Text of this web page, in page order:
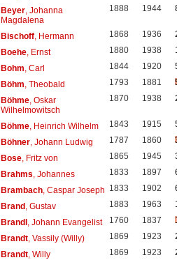
Beyer, Johanna
Magdalena
1888 1944
Bischoff, Hermann 1868 1936
Boehe, Ernst 1880 1938
Bohm , Carl 1844 1920
Böhm , Theobald 1793 1881
Böhme, Oskar
Wilhelmowitsch
1870 1938
Böhme, Heinrich Wilhelm 1843 1915
Böhner, Johann Ludwig 1787 1860
Bose, Fritz von 1865 1945
Brahms , Johannes 1833 1897
Brambach, Caspar Joseph 1833 1902
Brand, Gustav 1883 1963
Brandl, Johann Evangelist 1760 1837
Brandt, Vassily (Willy) 1869 1923
Brandt, Willy 1869 1923